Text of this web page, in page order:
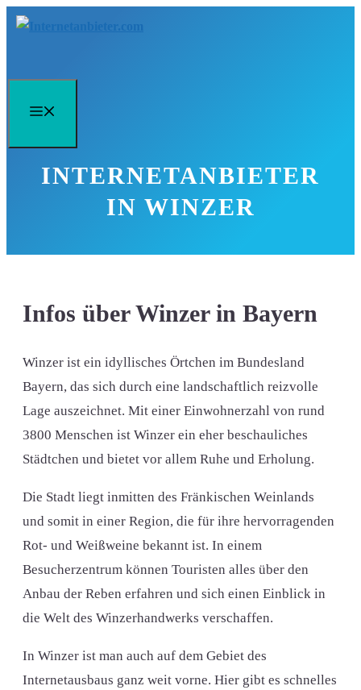
Zum
INTERNETANBIETER
IN WINZER
Infos über Winzer in Bayern
Winzer ist ein idyllisches Örtchen im Bundesland
Bayern, das sich durch eine landschaftlich reizvolle
Lage auszeichnet. Mit einer Einwohnerzahl von rund
3800 Menschen ist Winzer ein eher beschauliches
Städtchen und bietet vor allem Ruhe und Erholung.
Die Stadt liegt inmitten des Fränkischen Weinlands
und somit in einer Region, die für ihre hervorragenden
Rot- und Weißweine bekannt ist. In einem
Besucherzentrum können Touristen alles über den
Anbau der Reben erfahren und sich einen Einblick in
die Welt des Winzerhandwerks verschaffen.
In Winzer ist man auch auf dem Gebiet des
Internetausbaus ganz weit vorne. Hier gibt es schnelles